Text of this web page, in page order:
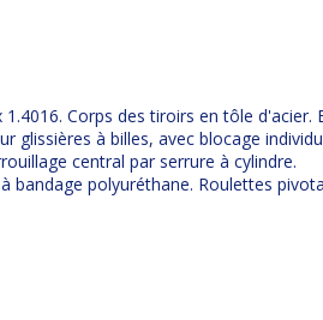
Corps des tiroirs en tôle d'acier.
glissières à billes, avec blocage
central par serrure à cylindre.
polyuréthane. Roulettes